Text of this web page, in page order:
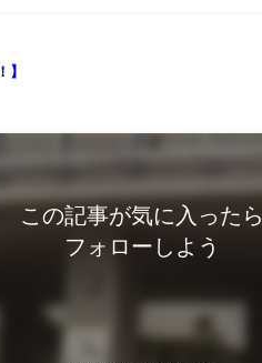
】
この記事が気に入ったら
フォローしよう